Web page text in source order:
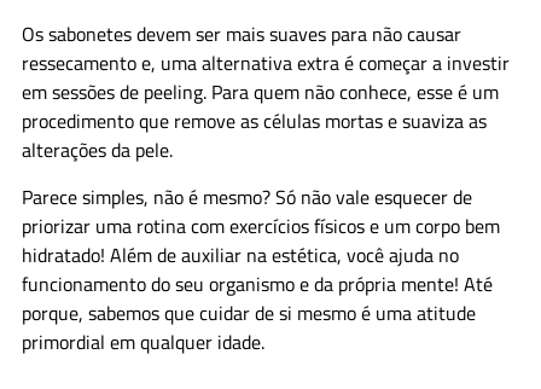
Os sabonetes devem ser mais suaves para não causar
ressecamento e, uma alternativa extra é começar a investir
em sessões de peeling. Para quem não conhece, esse é um
procedimento que remove as células mortas e suaviza as
alterações da pele.
Parece simples, não é mesmo? Só não vale esquecer de
priorizar uma rotina com exercícios físicos e um corpo bem
hidratado! Além de auxiliar na estética, você ajuda no
funcionamento do seu organismo e da própria mente! Até
porque, sabemos que cuidar de si mesmo é uma atitude
primordial em qualquer idade.